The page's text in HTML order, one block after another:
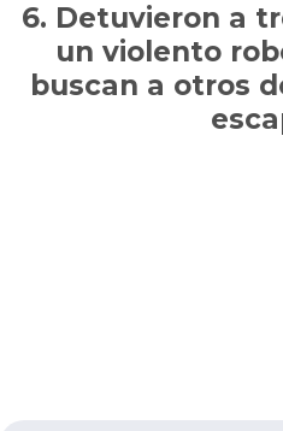
Detuvieron a
un violento
buscan a otros